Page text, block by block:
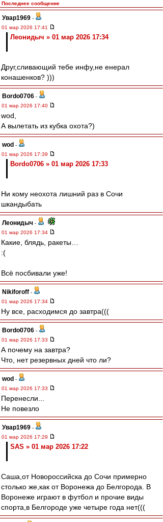
Последнее сообщение
Увар1969 -
01 мар 2026 17:41
Леонидыч » 01 мар 2026 17:34
Друг,сливающий тебе инфу,не енерал
конашенков? )))
Bordo0706 -
01 мар 2026 17:40
wod,
А вылетать из кубка охота?)
wod -
01 мар 2026 17:39
Bordo0706 » 01 мар 2026 17:33
Ни кому неохота лишний раз в Сочи
шкандыбать
Леонидыч -
01 мар 2026 17:34
Какие, блядь, ракеты…
:(
Всё посбивали уже!
Nikiforoff -
01 мар 2026 17:34
Ну все, расходимся до завтра(((
Bordo0706 -
01 мар 2026 17:33
А почему на завтра?
Что, нет резервных дней что ли?
wod -
01 мар 2026 17:33
Перенесли...
Не повезло
Увар1969 -
01 мар 2026 17:29
SAS » 01 мар 2026 17:22
Саша,от Новороссийска до Сочи примерно
столько же,как от Воронежа до Белгорода. В
Воронеже играют в футбол и прочие виды
спорта,в Белгороде уже четыре года нет(((